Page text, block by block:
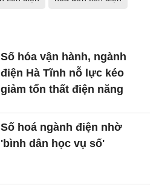
Số hóa vận hành, ngành
điện Hà Tĩnh nỗ lực kéo
giảm tổn thất điện năng
Số hoá ngành điện nhờ
'bình dân học vụ số'